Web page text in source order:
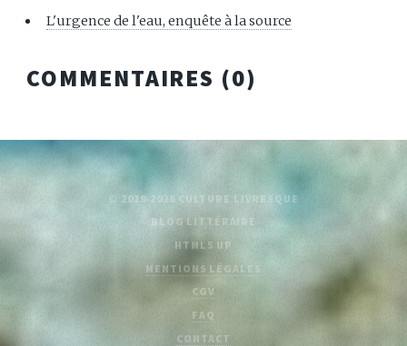
L'urgence de l'eau, enquête à la source
COMMENTAIRES (0)
© 2019-2026 CULTURE LIVRESQUE
BLOG LITTÉRAIRE
HTML5 UP
MENTIONS LÉGALES
CGV
FAQ
CONTACT